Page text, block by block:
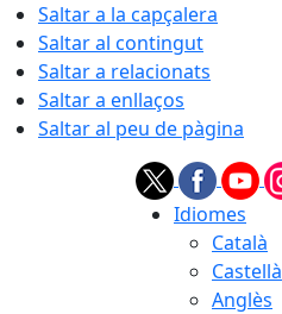
Saltar a la capçalera
Saltar al contingut
Saltar a relacionats
Saltar a enllaços
Saltar al peu de pàgina
Idiomes
Català
Castellà
Anglès